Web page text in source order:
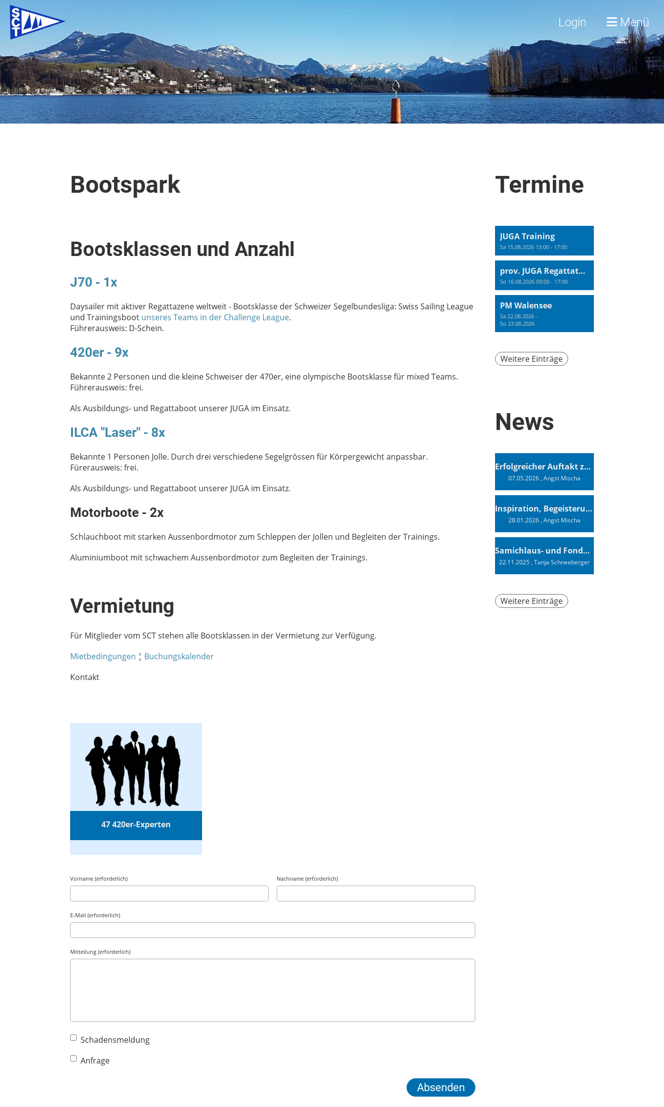
Login Menü
Bootspark
Bootsklassen und Anzahl
J70 - 1x
Daysailer mit aktiver Regattazene weltweit - Bootsklasse der Schweizer Segelbundesliga: Swiss Sailing League
und Trainingsboot unseres Teams in der Challenge League.
Führerausweis: D-Schein.
420er - 9x
Bekannte 2 Personen und die kleine Schweiser der 470er, eine olympische Bootsklasse für mixed Teams.
Führerausweis: frei.
Als Ausbildungs- und Regattaboot unserer JUGA im Einsatz.
ILCA "Laser" - 8x
Bekannte 1 Personen Jolle. Durch drei verschiedene Segelgrössen für Körpergewicht anpassbar.
Fürerausweis: frei.
Als Ausbildungs- und Regattaboot unserer JUGA im Einsatz.
Motorboote - 2x
Schlauchboot mit starken Aussenbordmotor zum Schleppen der Jollen und Begleiten der Trainings.
Aluminiumboot mit schwachem Aussenbordmotor zum Begleiten der Trainings.
Vermietung
Für Mitglieder vom SCT stehen alle Bootsklassen in der Vermietung zur Verfügung.
Mietbedingungen ¦ Buchungskalender
Kontakt
47 420er-Experten
Vorname (erforderlich) Nachname (erforderlich)
E-Mail (erforderlich)
Mitteilung (erforderlich)
Schadensmeldung
Anfrage
Termine
JUGA Training
Sa 15.08.2026 13:00 - 17:00
prov. JUGA Regattatraining
So 16.08.2026 09:00 - 17:00
PM Walensee
Sa 22.08.2026 -
So 23.08.2026
Weitere Einträge
News
Erfolgreicher Auftakt zur Swiss Sailing Challenge League 2026
07.05.2026, Angst Mischa
Inspiration, Begeisterung - Ein Vortrag von Vendée-Globe-Finisher Oliver Heer
28.01.2026, Angst Mischa
Samichlaus- und Fonduabend
22.11.2025, Tanja Schneeberger
Weitere Einträge